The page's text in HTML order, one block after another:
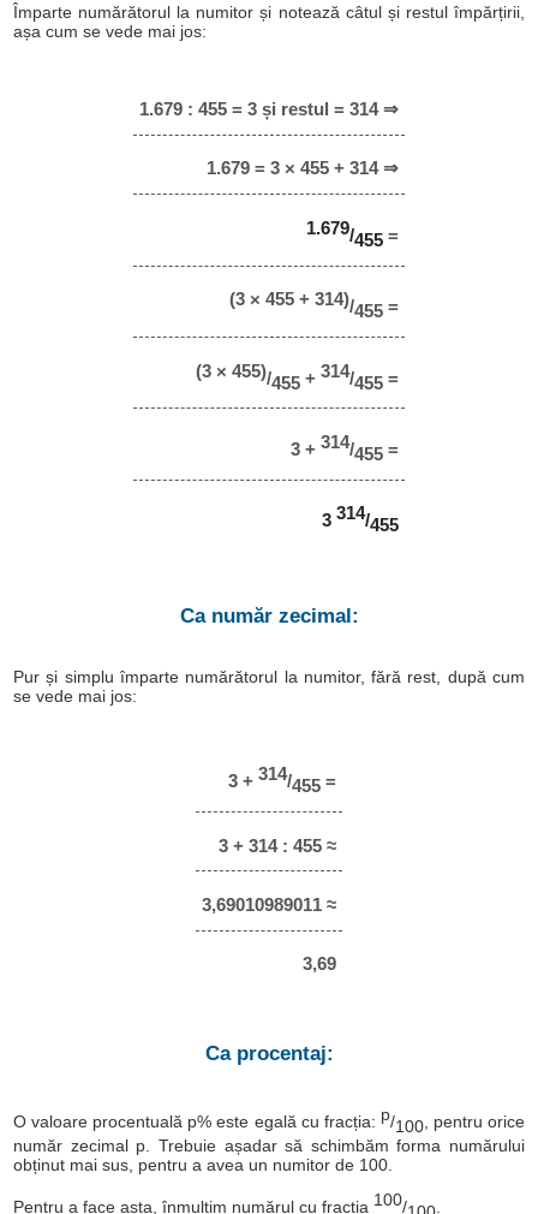
Împarte numărătorul la numitor și notează câtul și restul împărțirii,
așa cum se vede mai jos:
1.679 : 455 = 3 și restul = 314 ⇒
1.679 = 3 × 455 + 314 ⇒
1.679/455 =
(3 × 455 + 314)/455 =
(3 × 455)/455 + 314/455 =
3 + 314/455 =
3 314/455
Ca număr zecimal:
Pur și simplu împarte numărătorul la numitor, fără rest, după cum
se vede mai jos:
3 + 314/455 =
3 + 314 : 455 ≈
3,69010989011 ≈
3,69
Ca procentaj:
O valoare procentuală p% este egală cu fracția: p/100, pentru orice
număr zecimal p. Trebuie așadar să schimbăm forma numărului
obținut mai sus, pentru a avea un numitor de 100.
Pentru a face asta, înmulțim numărul cu fracția 100/